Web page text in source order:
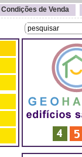
Condições de Venda